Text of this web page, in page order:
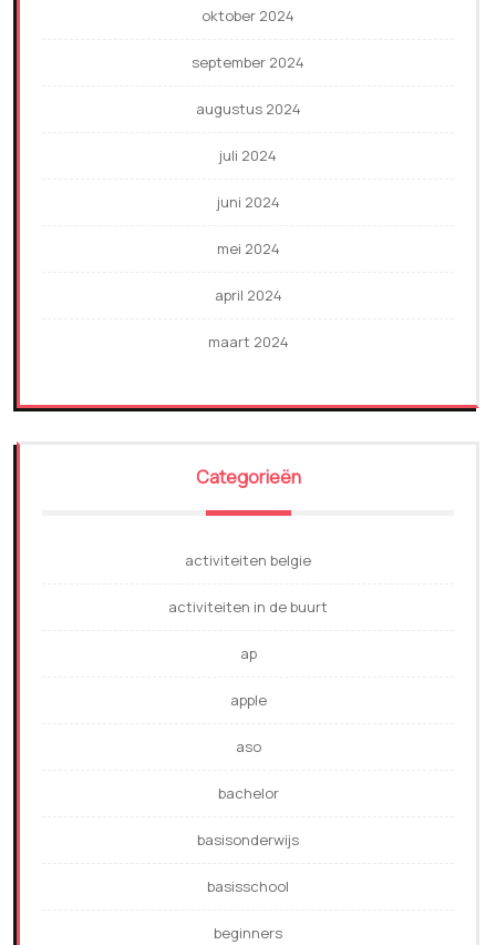
oktober 2024
september 2024
augustus 2024
juli 2024
juni 2024
mei 2024
april 2024
maart 2024
Categorieën
activiteiten belgie
activiteiten in de buurt
ap
apple
aso
bachelor
basisonderwijs
basisschool
beginners